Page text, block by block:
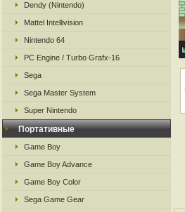
Dendy (Nintendo)
Mattel Intellivision
Nintendo 64
PC Engine / Turbo Grafx-16
Sega
Sega Master System
Super Nintendo
Портативные
Game Boy
Game Boy Advance
Game Boy Color
Sega Game Gear